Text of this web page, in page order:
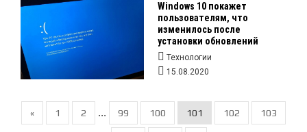
Windows 10 покажет
пользователям, что
изменилось после
установки обновлений
Технологии
15.08.2020
« 1 2 ... 99 100 101 102 103